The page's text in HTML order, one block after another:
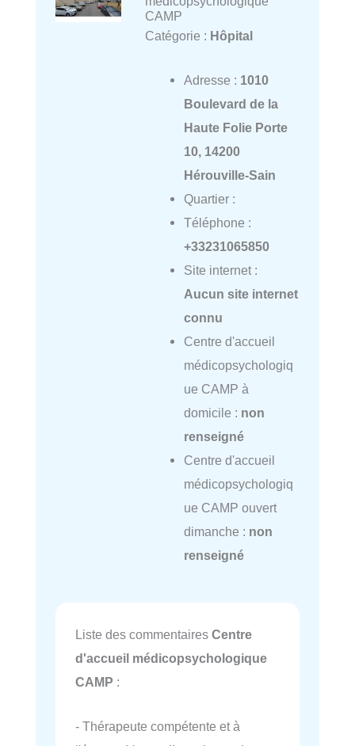
CAMP
Catégorie : Hôpital
Adresse : 1010
Boulevard de la
Haute Folie Porte
10, 14200
Hérouville-Sain
Quartier :
Téléphone :
+33231065850
Site internet :
Aucun site internet
connu
Centre d'accueil
médicopsychologiq
ue CAMP à
domicile : non
renseigné
Centre d'accueil
médicopsychologiq
ue CAMP ouvert
dimanche : non
renseigné
Liste des commentaires Centre
d'accueil médicopsychologique
CAMP :
- Thérapeute compétente et à